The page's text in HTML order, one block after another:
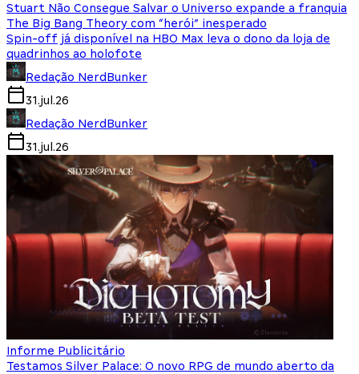
Stuart Não Consegue Salvar o Universo expande a franquia
The Big Bang Theory com “herói” inesperado
Spin-off já disponível na HBO Max leva o dono da loja de
quadrinhos ao holofote
Redação NerdBunker
31.jul.26
Redação NerdBunker
31.jul.26
Informe Publicitário
Testamos Silver Palace: O novo RPG de mundo aberto da